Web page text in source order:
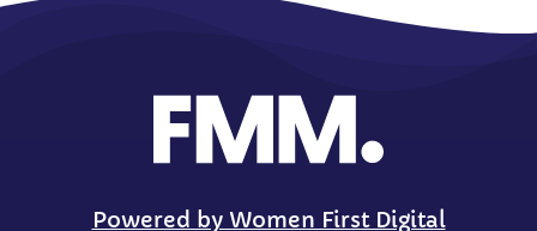
Powered by Women First Digital